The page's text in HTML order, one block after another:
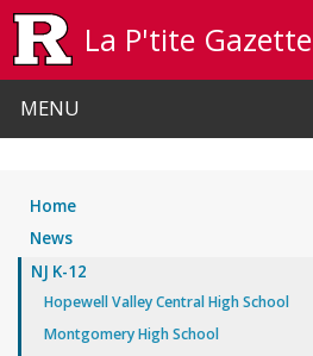
La P'tite Gazette
MENU
Home
News
NJ K-12
Hopewell Valley Central High School
Montgomery High School